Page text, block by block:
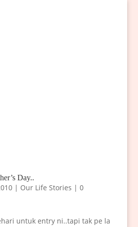
Day..
| Our Life Stories | 0
untuk entry ni..tapi tak pe la